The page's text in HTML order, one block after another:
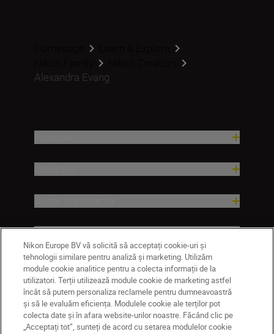
Alexandra Evang
Companie
Nikon Europe BV vă solicită să acceptați cookie-uri și
tehnologii similare pentru analiză și marketing. Utilizăm
module cookie analitice pentru a colecta informații de la
utilizatori. Terții utilizează module cookie de marketing astfel
încât să putem personaliza reclamele pentru dumneavoastră
și să le evaluăm eficiența. Modulele cookie ale terților pot
colecta date și în afara website-urilor noastre. Făcând clic pe
„Acceptați tot”, sunteți de acord cu setarea modulelor cookie